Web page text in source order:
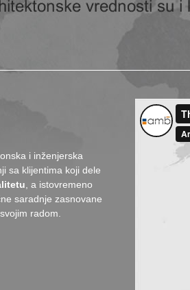
i inženjerska
sa klijentima koji dele
, a istovremeno
saradnje zasnovane
radom.